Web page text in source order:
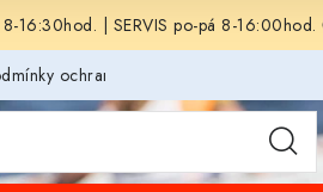
8-16:30hod. | SERVIS po-pá 8-
ochrany osobních údajů